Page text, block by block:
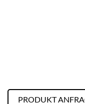
PRODUKT